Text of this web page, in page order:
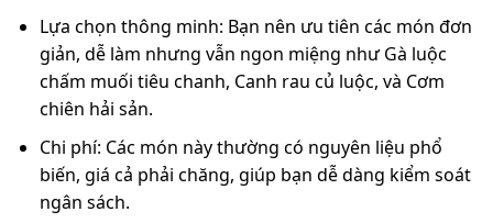
Lựa chọn thông minh: Bạn nên ưu tiên các món đơn
giản, dễ làm nhưng vẫn ngon miệng như Gà luộc
chấm muối tiêu chanh, Canh rau củ luộc, và Cơm
chiên hải sản.
Chi phí: Các món này thường có nguyên liệu phổ
biến, giá cả phải chăng, giúp bạn dễ dàng kiểm soát
ngân sách.